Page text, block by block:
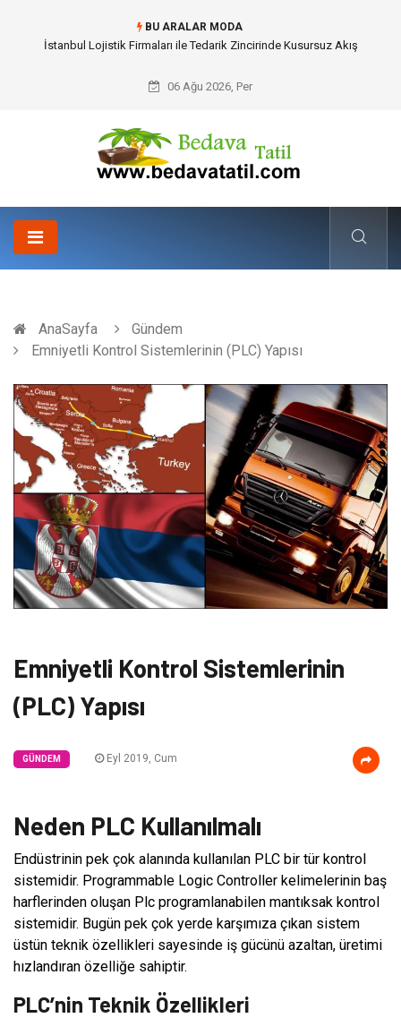
BU ARALAR MODA
İstanbul Lojistik Firmaları ile Tedarik Zincirinde Kusursuz Akış
06 Ağu 2026, Per
AnaSayfa
Gündem
Emniyetli Kontrol Sistemlerinin (PLC) Yapısı
Emniyetli Kontrol Sistemlerinin
(PLC) Yapısı
GÜNDEM Eyl 2019, Cum
Neden PLC Kullanılmalı
Endüstrinin pek çok alanında kullanılan PLC bir tür kontrol
sistemidir. Programmable Logic Controller kelimelerinin baş
harflerinden oluşan Plc programlanabilen mantıksak kontrol
sistemidir. Bugün pek çok yerde karşımıza çıkan sistem
üstün teknik özellikleri sayesinde iş gücünü azaltan, üretimi
hızlandıran özelliğe sahiptir.
PLC’nin Teknik Özellikleri